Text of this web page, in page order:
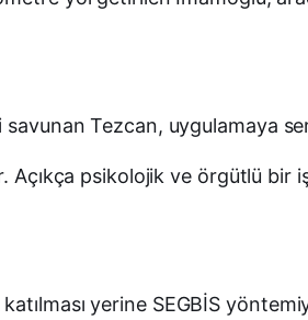
savunan Tezcan, uygulamaya
Açıkça psikolojik ve örgütlü bir
yerine SEGBİS